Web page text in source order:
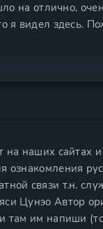
на отлично,
я видел здесь.
на наших сайтах
ознакомления
связи т.н.
Цунэо Автор
там им напиши